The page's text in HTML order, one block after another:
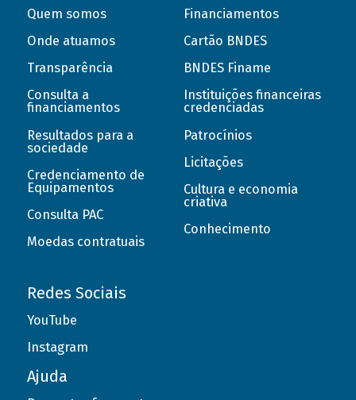
Quem somos
Onde atuamos
Transparência
Consulta a
financiamentos
Resultados para a
sociedade
Credenciamento de
Equipamentos
Consulta PAC
Moedas contratuais
Financiamentos
Cartão BNDES
BNDES Finame
Instituições financeiras
credenciadas
Patrocínios
Licitações
Cultura e economia
criativa
Conhecimento
Redes Sociais
YouTube
Instagram
Ajuda